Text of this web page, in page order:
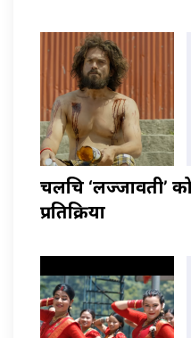
चलचित्र ‘लज्जावती’
प्रतिक्रिया